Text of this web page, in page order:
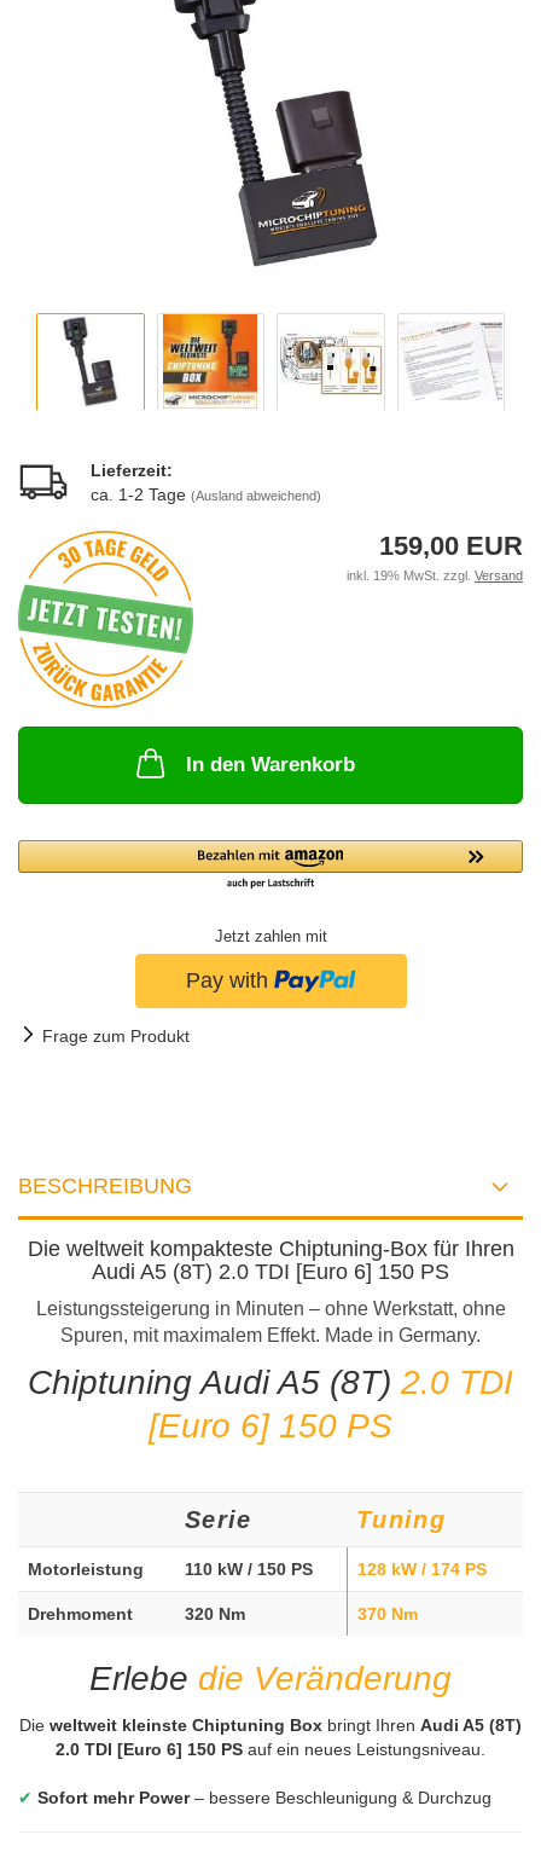
Lieferzeit:
ca. 1-2 Tage (Ausland abweichend)
159,00 EUR
inkl. 19% MwSt. zzgl. Versand
In den Warenkorb
Jetzt zahlen mit
Frage zum Produkt
BESCHREIBUNG
Die weltweit kompakteste Chiptuning-Box für Ihren
Audi A5 (8T) 2.0 TDI [Euro 6] 150 PS
Leistungssteigerung in Minuten – ohne Werkstatt, ohne
Spuren, mit maximalem Effekt. Made in Germany.
Chiptuning Audi A5 (8T) 2.0 TDI
[Euro 6] 150 PS
Serie Tuning
Motorleistung 110 kW / 150 PS 128 kW / 174 PS
Drehmoment 320 Nm 370 Nm
Erlebe die Veränderung
Die weltweit kleinste Chiptuning Box bringt Ihren Audi A5 (8T)
2.0 TDI [Euro 6] 150 PS auf ein neues Leistungsniveau.
✔ Sofort mehr Power– bessere Beschleunigung & Durchzug